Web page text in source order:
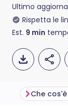
Ultimo
Rispetta le
Est. 9 min